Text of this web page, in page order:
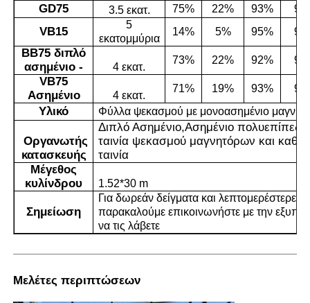
GD75 3.5 εκατ. 75% 22% 93%
VB15
5
εκατομμύρια
14% 5% 95%
ΒΒ75 διπλό
ασημένιο -
4 εκατ.
73% 22% 92%
VB75
Ασημένιο
4 εκατ.
71% 19% 93%
Υλικό Φύλλα ψεκασμού με μονοασημένιο
Οργανωτής
κατασκευής
Διπλό Ασημένιο,Ασημένιο πολυεπίπεδο
ταινία ψεκασμού μαγνητόρων και
ταινία
Μέγεθος
κυλίνδρου
1.52*30 m
Σημείωση
Για δωρεάν δείγματα και λεπτομερέστερες
παρακαλούμε επικοινωνήστε με την
να τις λάβετε
Μελέτες περιπτώσεων